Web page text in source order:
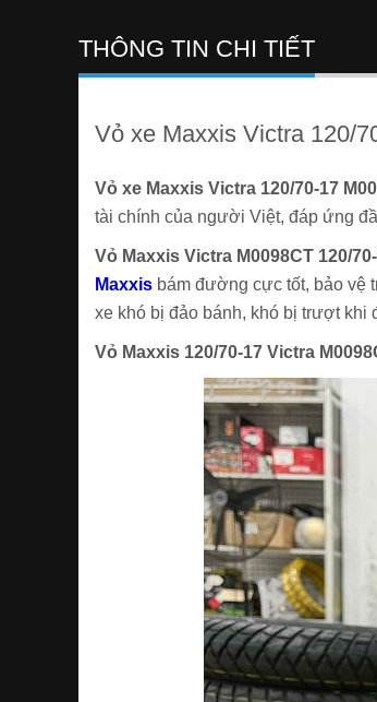
THÔNG TIN CHI TIẾT
Vỏ xe Maxxis Victra 120/
Vỏ xe Maxxis Victra 120/70-17
tài chính của người Việt, đáp ứng
Vỏ Maxxis Victra M0098CT 120/
Maxxis bám đường cực tốt, bảo vệ
xe khó bị đảo bánh, khó bị trượt khi
Vỏ Maxxis 120/70-17 Victra